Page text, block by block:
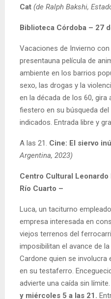
Cat (de Ralph Bakshi,
Biblioteca Córdoba – 27
Vacaciones de Invierno
presentauna película de
ambiente en los barrios
sexo, las drogas y la
en la década de los 60, gira
fiestero en su búsqueda
indicados. Entrada libre y
A las 21. Cine: El siervo
Argentina, 2023)
Centro Cultural
Río Cuarto –
Luca, un taciturno
empresa interesada en
viejos terrenos del
imposibilitan el avance de
Cardone quien se involucra
en su testaferro.
advierte una caída sin límite.
y miércoles 5 a las 21.